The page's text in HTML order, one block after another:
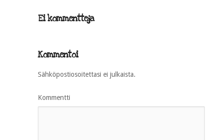
Ei kommentteja
Kommentoi
Sähköpostiosoitettasi ei julkaista.
Kommentti